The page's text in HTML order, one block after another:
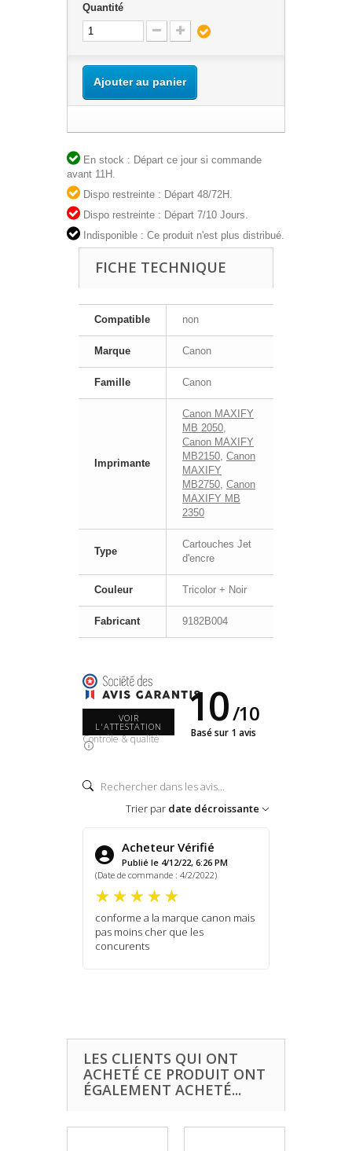
Quantité
Ajouter au panier
En stock : Départ ce jour si commande
avant 11H.
Dispo restreinte : Départ 48/72H.
Dispo restreinte : Départ 7/10 Jours.
Indisponible : Ce produit n'est plus distribué.
FICHE TECHNIQUE
Compatible non
Marque Canon
Famille Canon
Imprimante
Canon MAXIFY
MB 2050
Canon MAXIFY
MB2150 Canon
MAXIFY
MB2750 Canon
MAXIFY MB
2350
Type
Cartouches Jet
d'encre
Couleur Tricolor + Noir
Fabricant 9182B004
VOIR
L'ATTESTATION
Contrôle & qualité
10/10
Basé sur 1 avis
Trier par date décroissante
Acheteur Vérifié
Publié le 4/12/22, 6:26 PM
(Date de commande : 4/2/2022)
conforme a la marque canon mais
pas moins cher que les
concurents
LES CLIENTS QUI ONT
ACHETÉ CE PRODUIT ONT
ÉGALEMENT ACHETÉ...